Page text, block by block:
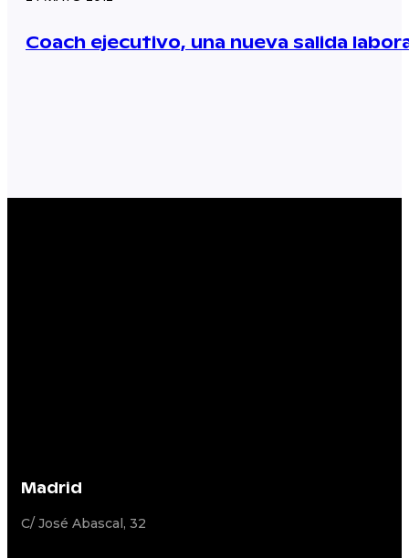
Coach ejecutivo, una nueva salida
Madrid
C/ José Abascal, 32